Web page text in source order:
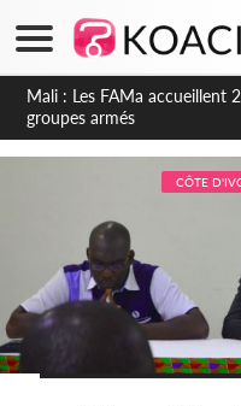
Côte d'Ivoire : Election FIF,
dans la course
CÔTE